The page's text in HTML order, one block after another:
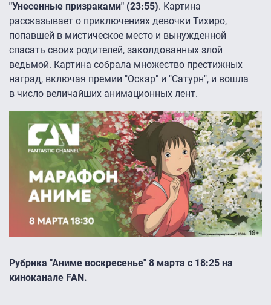
"Унесенные призраками" (23:55). Картина
рассказывает о приключениях девочки Тихиро,
попавшей в мистическое место и вынужденной
спасать своих родителей, заколдованных злой
ведьмой. Картина собрала множество престижных
наград, включая премии "Оскар" и "Сатурн", и вошла
в число величайших анимационных лент.
Рубрика "Аниме воскресенье" 8 марта с 18:25 на
киноканале FAN.